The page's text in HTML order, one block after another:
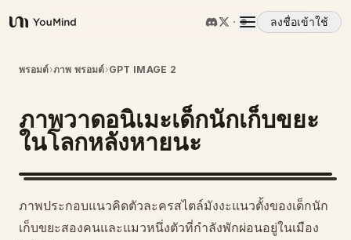
YouMind
ลงชื่อเข้าใช้
ภาพรวม
กรณีการใช้งาน
ทักษะ
พรอมต์
พรอมต์›ภาพ พรอมต์›GPT IMAGE 2
ภาพวาดอนิเมะเด็กนักเก็บขยะ
ในโลกหลังหายนะ
ภาพประกอบแนวคิดตัวละครสไตล์มังงะแนวตั้งของเด็กนัก
เก็บขยะสองคนและแมวหนึ่งตัวที่กำลังพักผ่อนอยู่ในเมือง